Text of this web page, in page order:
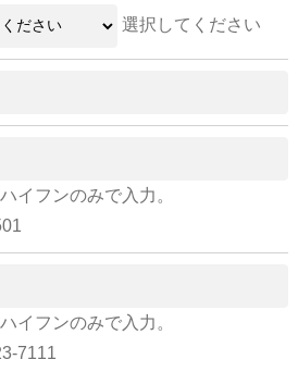
選択してください
イフンのみで入力。
イフンのみで入力。
7111